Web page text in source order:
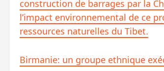
construction de barrages par la
l’impact environnemental de ce
ressources naturelles du Tibet.
Birmanie: un groupe ethnique